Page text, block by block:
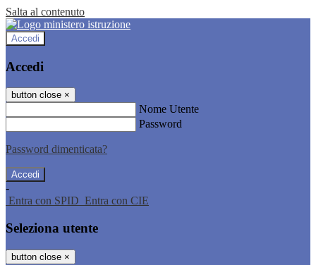
Salta al contenuto
Accedi
Accedi
button close ×
Nome Utente
Password
Password dimenticata?
-
Entra con SPID Entra con CIE
Seleziona utente
button close ×